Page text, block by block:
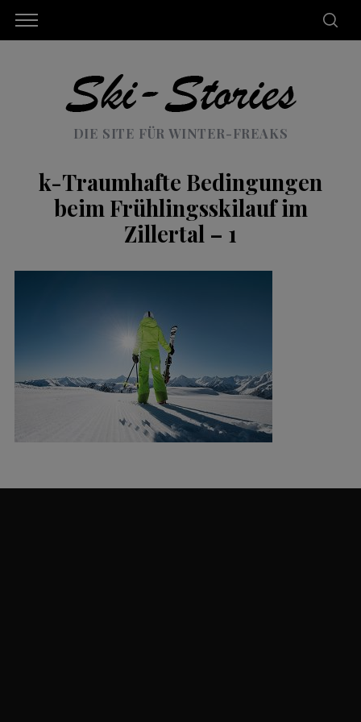
DIE SITE FÜR WINTER-FREAKS
k-Traumhafte Bedingungen
beim Frühlingsskilauf im
Zillertal – 1